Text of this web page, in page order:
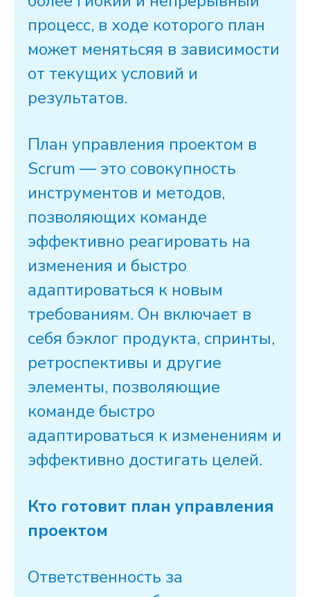
процесс, в ходе которого план
может менятьсяя в зависимости
от текущих условий и
результатов.
План управления проектом в
Scrum — это совокупность
инструментов и методов,
позволяющих команде
эффективно реагировать на
изменения и быстро
адаптироваться к новым
требованиям. Он включает в
себя бэклог продукта, спринты,
ретроспективы и другие
элементы, позволяющие
команде быстро
адаптироваться к изменениям и
эффективно достигать целей.
Кто готовит план управления
проектом
Ответственность за